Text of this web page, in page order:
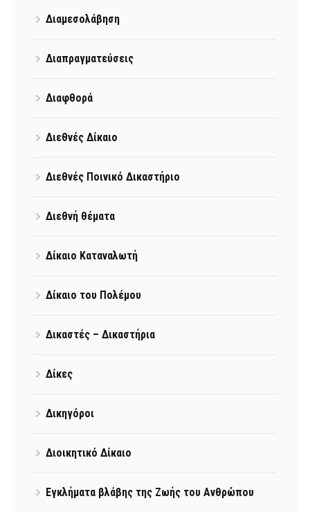
Διαμεσολάβηση
Διαπραγματεύσεις
Διαφθορά
Διεθνές Δίκαιο
Διεθνές Ποινικό Δικαστήριο
Διεθνή θέματα
Δίκαιο Καταναλωτή
Δίκαιο του Πολέμου
Δικαστές – Δικαστήρια
Δίκες
Δικηγόροι
Διοικητικό Δίκαιο
Εγκλήματα βλάβης της Ζωής του Ανθρώπου